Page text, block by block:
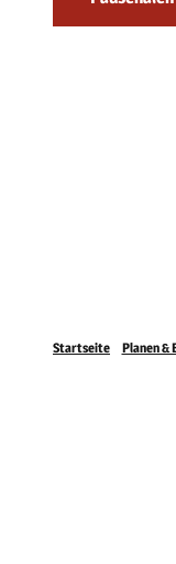
Startseite Planen &